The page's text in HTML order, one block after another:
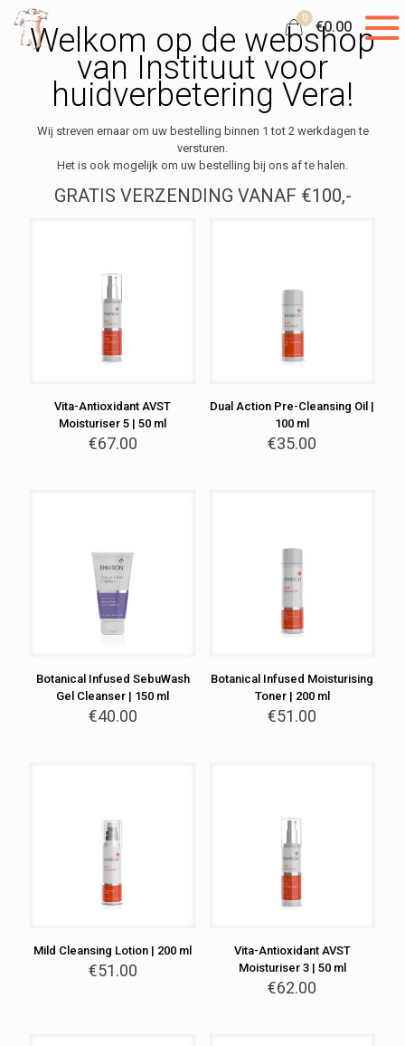
0
€0.00
Welkom op de webshop
van Instituut voor
huidverbetering Vera!
Wij streven ernaar om uw bestelling binnen 1 tot 2 werkdagen te
versturen.
Het is ook mogelijk om uw bestelling bij ons af te halen.
GRATIS VERZENDING VANAF €100,-
Vita-Antioxidant AVST
Moisturiser 5 | 50 ml
€67.00
Dual Action Pre-Cleansing Oil |
100 ml
€35.00
Botanical Infused SebuWash
Gel Cleanser | 150 ml
€40.00
Botanical Infused Moisturising
Toner | 200 ml
€51.00
Mild Cleansing Lotion | 200 ml
€51.00
Vita-Antioxidant AVST
Moisturiser 3 | 50 ml
€62.00